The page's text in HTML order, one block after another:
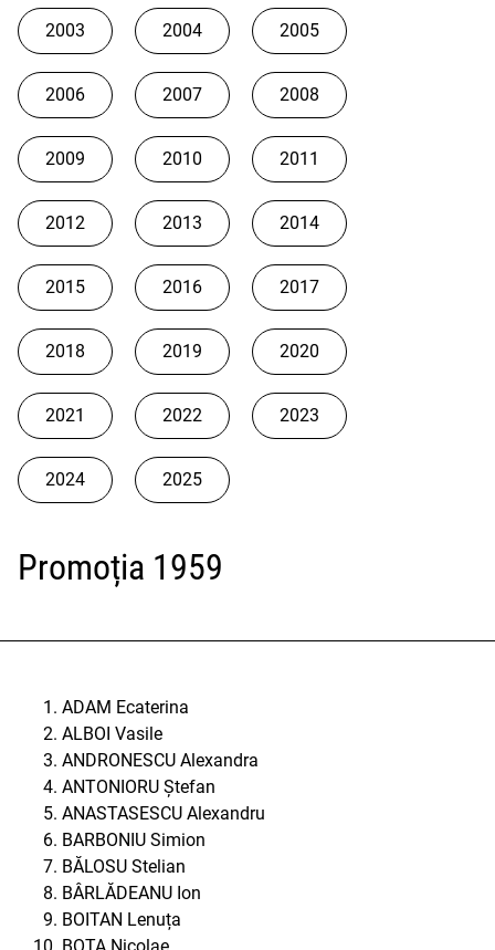
2003 2004 2005
2006 2007 2008
2009 2010 2011
2012 2013 2014
2015 2016 2017
2018 2019 2020
2021 2022 2023
2024 2025
Promoția 1959
ADAM Ecaterina
ALBOI Vasile
ANDRONESCU Alexandra
ANTONIORU Ștefan
ANASTASESCU Alexandru
BARBONIU Simion
BĂLOSU Stelian
BÂRLĂDEANU Ion
BOITAN Lenuța